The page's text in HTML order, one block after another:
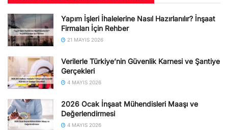
Yapım İşleri İhalelerine Nasıl Hazırlanılır? İnşaat
Firmaları İçin Rehber
21 MAYIS 2026
Verilerle Türkiye’nin Güvenlik Karnesi ve Şantiye
Gerçekleri
4 MAYIS 2026
2026 Ocak İnşaat Mühendisleri Maaşı ve
Değerlendirmesi
4 MAYIS 2026